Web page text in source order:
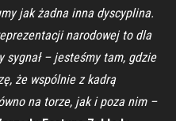
jak żadna inna dyscyplina.
narodowej to dla
sygnał – jesteśmy tam, gdzie
że wspólnie z kadrą
na torze, jak i poza nim –